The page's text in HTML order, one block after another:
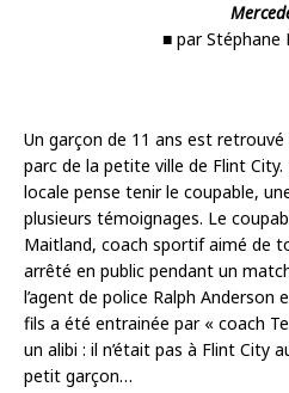
■ par Stéphane
Un garçon de 11 ans est
parc de la petite ville de Flint
locale pense tenir le coupable,
plusieurs témoignages. Le
Maitland, coach sportif aimé de
arrêté en public pendant un
l’agent de police Ralph Anderson
fils a été entrainée par « coach
un alibi : il n’était pas à Flint City
petit garçon…